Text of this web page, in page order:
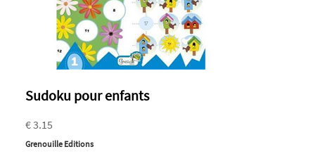
Sudoku pour enfants
€ 3.15
Grenouille Editions